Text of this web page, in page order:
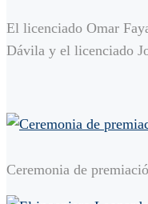
El licenciado Omar
Dávila y el licenciado
Ceremonia de